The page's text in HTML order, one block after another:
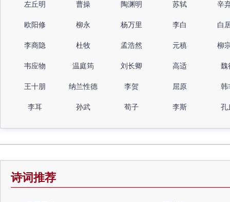
左丘明 曹操 陶渊明 苏轼 辛
欧阳修 柳永 杨万里 李白 白
李商隐 杜牧 孟浩然 元稹 柳
韦应物 温庭筠 刘长卿 高适 魏
王十朋 纳兰性德 李贺 屈原 韩
李耳 孙武 荀子 李斯 孔
诗词推荐